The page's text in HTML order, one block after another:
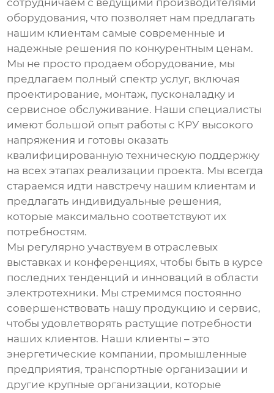
сотрудничаем с ведущими производителями
оборудования, что позволяет нам предлагать
нашим клиентам самые современные и
надежные решения по конкурентным ценам.
Мы не просто продаем оборудование, мы
предлагаем полный спектр услуг, включая
проектирование, монтаж, пусконаладку и
сервисное обслуживание. Наши специалисты
имеют большой опыт работы с КРУ высокого
напряжения и готовы оказать
квалифицированную техническую поддержку
на всех этапах реализации проекта. Мы всегда
стараемся идти навстречу нашим клиентам и
предлагать индивидуальные решения,
которые максимально соответствуют их
потребностям.
Мы регулярно участвуем в отраслевых
выставках и конференциях, чтобы быть в курсе
последних тенденций и инноваций в области
электротехники. Мы стремимся постоянно
совершенствовать нашу продукцию и сервис,
чтобы удовлетворять растущие потребности
наших клиентов. Наши клиенты – это
энергетические компании, промышленные
предприятия, транспортные организации и
другие крупные организации, которые